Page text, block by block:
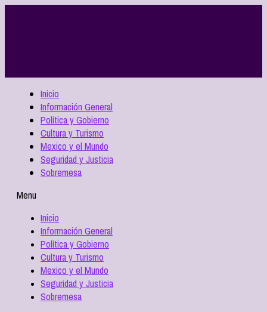
Inicio
Información General
Política y Gobierno
Cultura y Turismo
Mexico y el Mundo
Seguridad y Justicia
Sobremesa
Menu
Inicio
Información General
Política y Gobierno
Cultura y Turismo
Mexico y el Mundo
Seguridad y Justicia
Sobremesa